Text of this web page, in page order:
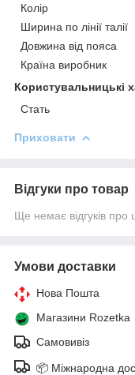
Колір
Ширина по лінії талії
Довжина від пояса
Країна виробник
Користувальницькі
Стать
Приховати
Відгуки про товар
Ще немає відгуків про
Умови доставки
Нова Пошта
Магазини Rozetka
Самовивіз
📦 Міжнародна